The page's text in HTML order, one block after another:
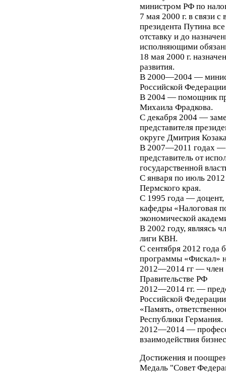
министром РФ по
7 мая 2000 г. в связи
президента Путина
отставку и до
исполняющими
18 мая 2000 г.
развития.
В 2000—2004 —
Российской
В 2004 — помощник
Михаила Фрадкова.
С декабря 2004 —
представителя
округе Дмитрия
В 2007—2011 годах —
представитель от
государственной
С января по июль
Пермского края.
С 1995 года —
кафедры «Налоговая
экономической
В 2002 году, являясь
лиги КВН.
С сентября 2012
программы «Фискал»
2012—2014 гг — член
Правительстве РФ
2012—2014 гг. —
Российской
«Память,
Республики Германия.
2012—2014 —
взаимодействия
Достижения и
Медаль "Совет